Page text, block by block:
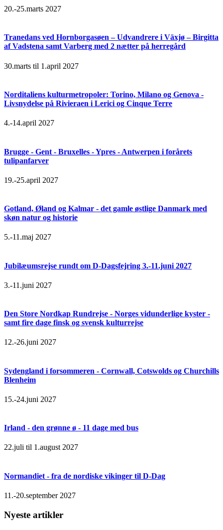
20.-25.marts 2027
Tranedans ved Hornborgasøen – Udvandrere i Växjø – Birgitta
af Vadstena samt Varberg med 2 nætter på herregård
30.marts til 1.april 2027
Norditaliens kulturmetropoler: Torino, Milano og Genova -
Livsnydelse på Rivieraen i Lerici og Cinque Terre
4.-14.april 2027
Brugge - Gent - Bruxelles - Ypres - Antwerpen i forårets
tulipanfarver
19.-25.april 2027
Gotland, Øland og Kalmar - det gamle østlige Danmark med
skøn natur og historie
5.-11.maj 2027
Jubilæumsrejse rundt om D-Dagsfejring 3.-11.juni 2027
3.-11.juni 2027
Den Store Nordkap Rundrejse - Norges vidunderlige kyster -
samt fire dage finsk og svensk kulturrejse
12.-26.juni 2027
Sydengland i forsommeren - Cornwall, Cotswolds og Churchills
Blenheim
15.-24.juni 2027
Irland - den grønne ø - 11 dage med bus
22.juli til 1.august 2027
Normandiet - fra de nordiske vikinger til D-Dag
11.-20.september 2027
Nyeste artikler